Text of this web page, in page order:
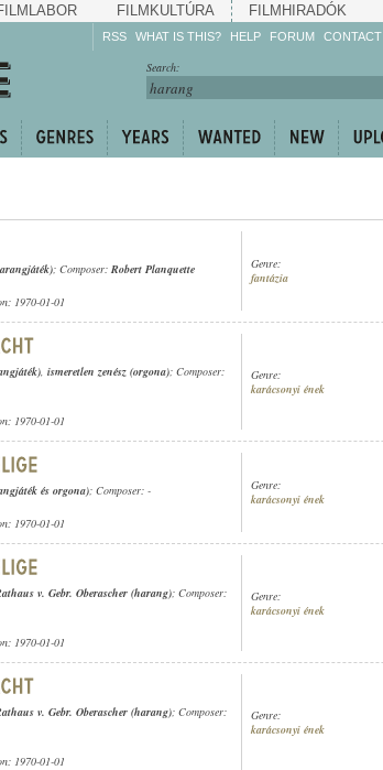
FILMKULTÚRA FILMHIRADÓK
RSS WHAT IS THIS? HELP
Enrich!
Share!
FORUM CONTACT
Search:
; Composer: Robert Planquette
1970-01-01
Genre:
fantázia
, ismeretlen zenész (orgona); Composer:
1970-01-01
Genre:
karácsonyi ének
és orgona); Composer: -
1970-01-01
Genre:
karácsonyi ének
v. Gebr. Oberascher (harang); Composer:
1970-01-01
Genre:
karácsonyi ének
v. Gebr. Oberascher (harang); Composer:
1970-01-01
Genre:
karácsonyi ének